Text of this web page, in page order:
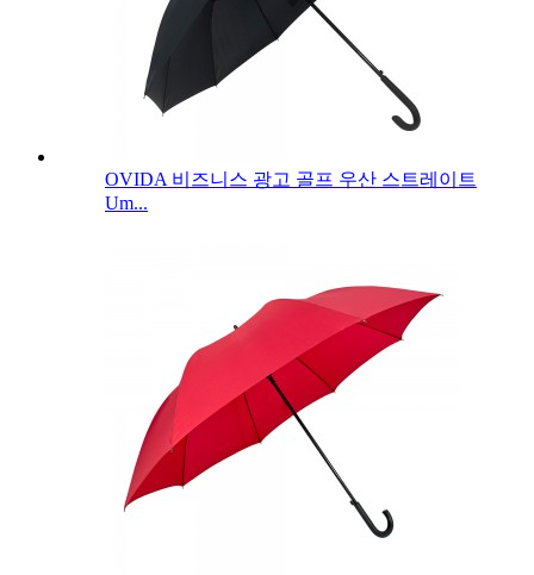
OVIDA 비즈니스 광고 골프 우산 스트레이트
Um...